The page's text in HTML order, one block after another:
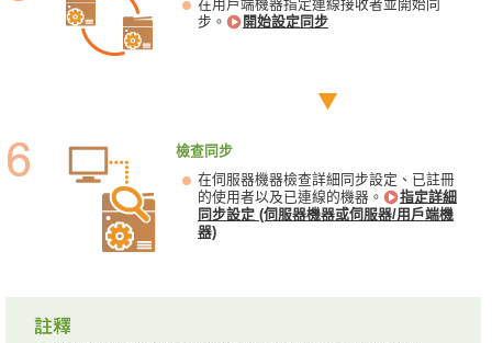
在用戶端機器指定連線接收者並開始同
步。
開始設定同步
檢查同步
在伺服器機器檢查詳細同步設定、已註冊
的使用者以及已連線的機器。
指定詳細
同步設定 (伺服器機器或伺服器/用戶端機
器)